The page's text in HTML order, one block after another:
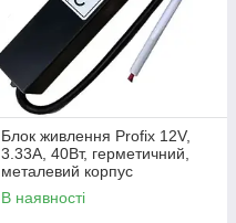
Блок живлення Profix 12V,
3.33A, 40Вт, герметичний,
металевий корпус
В наявності